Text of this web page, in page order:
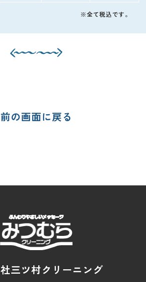
※全て税込です。
前の画面に戻る
三ツ村クリーニング